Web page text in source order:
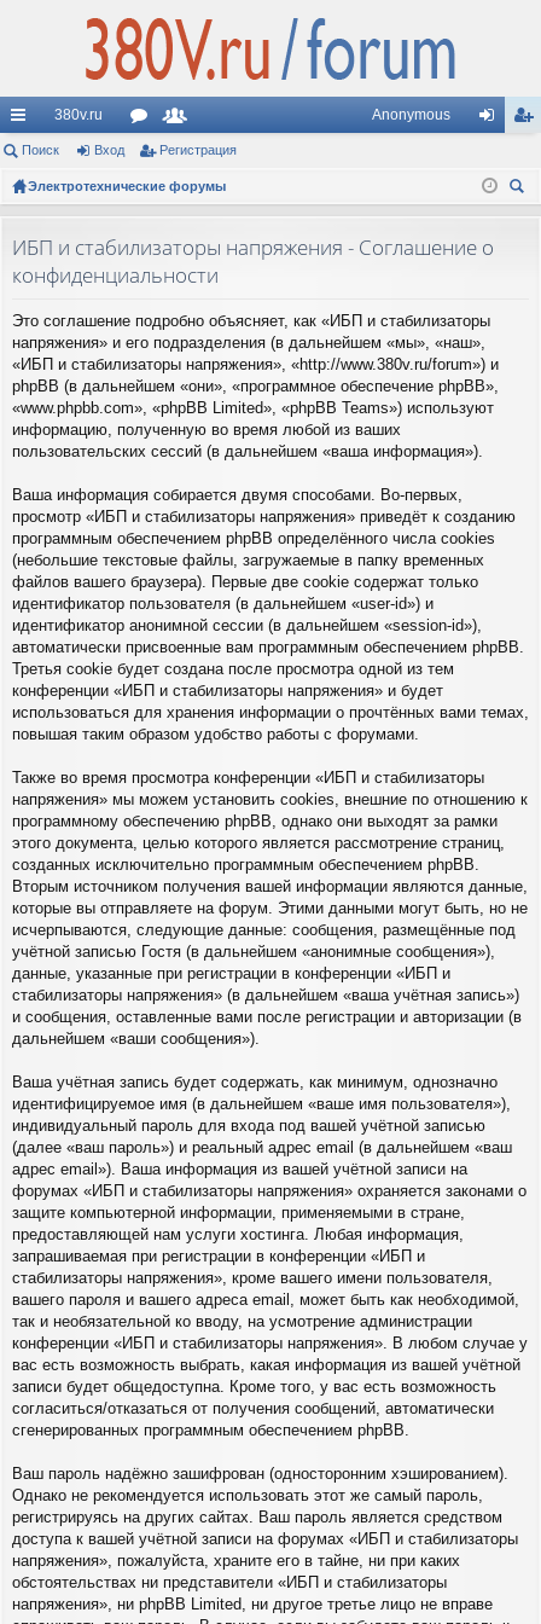
с
ы
и
380v.ru
ор
ум
ол
ьз
ат
Anonymous
д ис
Поиск Вход Регистрация
Электротехнические форумы
ИБП и стабилизаторы напряжения - Соглашение о
конфиденциальности
Это соглашение подробно объясняет, как «ИБП и стабилизаторы
напряжения» и его подразделения (в дальнейшем «мы», «наш»,
«ИБП и стабилизаторы напряжения», «http://www.380v.ru/forum») и
phpBB (в дальнейшем «они», «программное обеспечение phpBB»,
«www.phpbb.com», «phpBB Limited», «phpBB Teams») используют
информацию, полученную во время любой из ваших
пользовательских сессий (в дальнейшем «ваша информация»).
Ваша информация собирается двумя способами. Во-первых,
просмотр «ИБП и стабилизаторы напряжения» приведёт к созданию
программным обеспечением phpBB определённого числа cookies
(небольшие текстовые файлы, загружаемые в папку временных
файлов вашего браузера). Первые две cookie содержат только
идентификатор пользователя (в дальнейшем «user-id») и
идентификатор анонимной сессии (в дальнейшем «session-id»),
автоматически присвоенные вам программным обеспечением phpBB.
Третья cookie будет создана после просмотра одной из тем
конференции «ИБП и стабилизаторы напряжения» и будет
использоваться для хранения информации о прочтённых вами темах,
повышая таким образом удобство работы с форумами.
Также во время просмотра конференции «ИБП и стабилизаторы
напряжения» мы можем установить cookies, внешние по отношению к
программному обеспечению phpBB, однако они выходят за рамки
этого документа, целью которого является рассмотрение страниц,
созданных исключительно программным обеспечением phpBB.
Вторым источником получения вашей информации являются данные,
которые вы отправляете на форум. Этими данными могут быть, но не
исчерпываются, следующие данные: сообщения, размещённые под
учётной записью Гостя (в дальнейшем «анонимные сообщения»),
данные, указанные при регистрации в конференции «ИБП и
стабилизаторы напряжения» (в дальнейшем «ваша учётная запись»)
и сообщения, оставленные вами после регистрации и авторизации (в
дальнейшем «ваши сообщения»).
Ваша учётная запись будет содержать, как минимум, однозначно
идентифицируемое имя (в дальнейшем «ваше имя пользователя»),
индивидуальный пароль для входа под вашей учётной записью
(далее «ваш пароль») и реальный адрес email (в дальнейшем «ваш
адрес email»). Ваша информация из вашей учётной записи на
форумах «ИБП и стабилизаторы напряжения» охраняется законами о
защите компьютерной информации, применяемыми в стране,
предоставляющей нам услуги хостинга. Любая информация,
запрашиваемая при регистрации в конференции «ИБП и
стабилизаторы напряжения», кроме вашего имени пользователя,
вашего пароля и вашего адреса email, может быть как необходимой,
так и необязательной ко вводу, на усмотрение администрации
конференции «ИБП и стабилизаторы напряжения». В любом случае у
вас есть возможность выбрать, какая информация из вашей учётной
записи будет общедоступна. Кроме того, у вас есть возможность
согласиться/отказаться от получения сообщений, автоматически
сгенерированных программным обеспечением phpBB.
Ваш пароль надёжно зашифрован (односторонним хэшированием).
Однако не рекомендуется использовать этот же самый пароль,
регистрируясь на других сайтах. Ваш пароль является средством
доступа к вашей учётной записи на форумах «ИБП и стабилизаторы
напряжения», пожалуйста, храните его в тайне, ни при каких
обстоятельствах ни представители «ИБП и стабилизаторы
напряжения», ни phpBB Limited, ни другое третье лицо не вправе